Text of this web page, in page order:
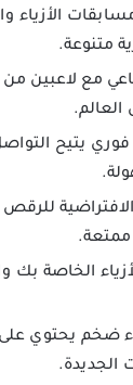
الأزياء
متنوعة.
مع لاعبين
العالم.
يتيح
ممتعة.
الخاصة بك
ضخم يحتوي
الجديدة.